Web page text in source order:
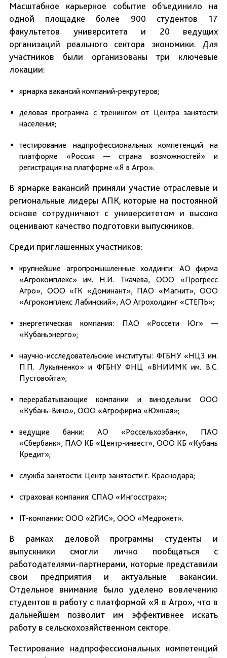
Масштабное карьерное событие объединило на
одной площадке более 900 студентов 17
факультетов университета и 20 ведущих
организаций реального сектора экономики. Для
участников были организованы три ключевые
локации:
ярмарка вакансий компаний-рекрутеров;
деловая программа с тренингом от Центра занятости
населения;
тестирование надпрофессиональных компетенций на
платформе «Россия — страна возможностей» и
регистрация на платформе «Я в Агро».
В ярмарке вакансий приняли участие отраслевые и
региональные лидеры АПК, которые на постоянной
основе сотрудничают с университетом и высоко
оценивают качество подготовки выпускников.
Среди приглашенных участников:
крупнейшие агропромышленные холдинги: АО фирма
«Агрокомплекс» им. Н.И. Ткачева, ООО «Прогресс
Агро», ООО «ГК «Доминант», ПАО «Магнит», ООО
«Агрокомплекс Лабинский», АО Агрохолдинг «СТЕПЬ»;
энергетическая компания: ПАО «Россети Юг» —
«Кубаньэнерго»;
научно-исследовательские институты: ФГБНУ «НЦЗ им.
П.П. Лукьяненко» и ФГБНУ ФНЦ «ВНИИМК им. В.С.
Пустовойта»;
перерабатывающие компании и винодельни: ООО
«Кубань-Вино», ООО «Агрофирма «Южная»;
ведущие банки: АО «Россельхозбанк», ПАО
«Сбербанк», ПАО КБ «Центр-инвест», ООО КБ «Кубань
Кредит»;
служба занятости: Центр занятости г. Краснодара;
страховая компания: СПАО «Ингосстрах»;
IT-компании: ООО «2ГИС», ООО «Медрокет».
В рамках деловой программы студенты и
выпускники смогли лично пообщаться с
работодателями-партнерами, которые представили
свои предприятия и актуальные вакансии.
Отдельное внимание было уделено вовлечению
студентов в работу с платформой «Я в Агро», что в
дальнейшем позволит им эффективнее искать
работу в сельскохозяйственном секторе.
Тестирование надпрофессиональных компетенций